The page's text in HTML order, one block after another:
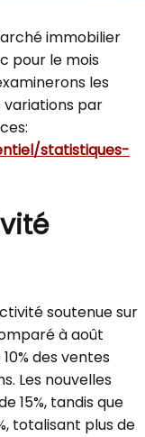
immobilier
pour le mois
les
variations par
statistiques-
soutenue sur
à août
des ventes
Les nouvelles
15%, tandis que
totalisant plus de